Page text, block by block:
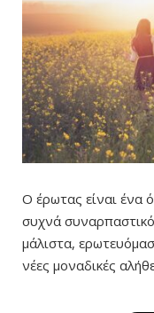
Ο έρωτας είναι ένα
συχνά
μάλιστα,
νέες μοναδικές